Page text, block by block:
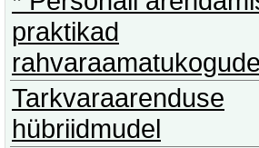
praktikad
Tarkvaraarenduse
hübriidmudel